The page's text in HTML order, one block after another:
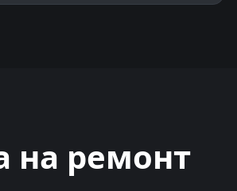
на ремонт